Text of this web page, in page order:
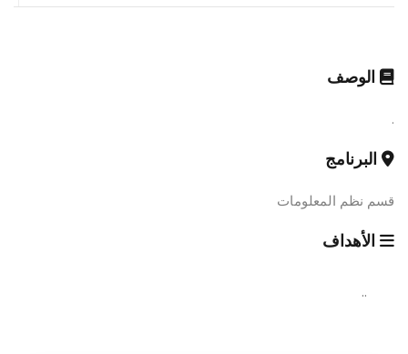
الوصف
.
البرنامج
قسم نظم المعلومات
الأهداف
..